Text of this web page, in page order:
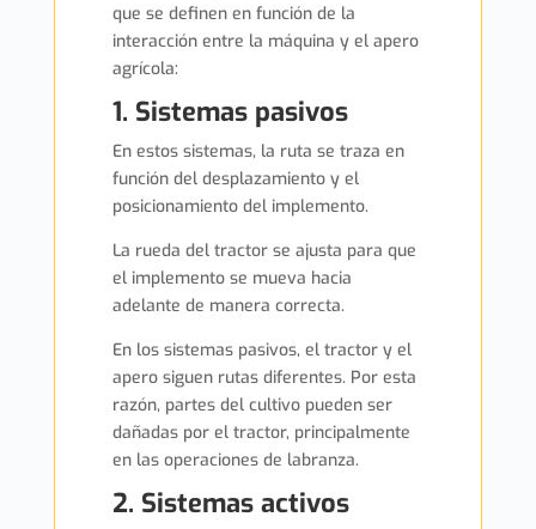
que se definen en función de la
interacción entre la máquina y el apero
agrícola:
1. Sistemas pasivos
En estos sistemas, la ruta se traza en
función del desplazamiento y el
posicionamiento del implemento.
La rueda del tractor se ajusta para que
el implemento se mueva hacia
adelante de manera correcta.
En los sistemas pasivos, el tractor y el
apero siguen rutas diferentes. Por esta
razón, partes del cultivo pueden ser
dañadas por el tractor, principalmente
en las operaciones de labranza.
2. Sistemas activos